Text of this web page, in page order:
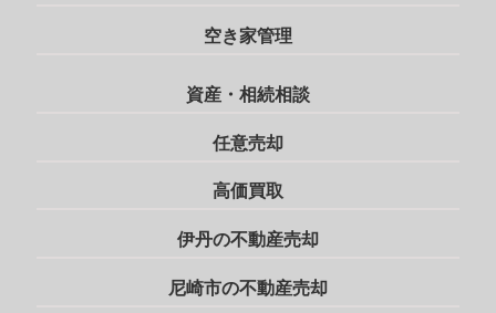
空き家管理
資産・相続相談
任意売却
高価買取
伊丹の不動産売却
尼崎市の不動産売却